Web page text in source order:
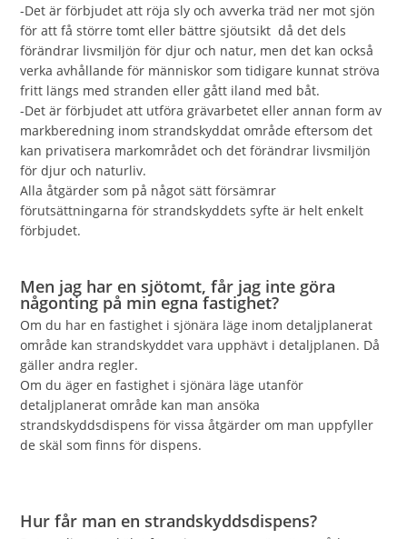
-Det är förbjudet att röja sly och avverka träd ner mot sjön
för att få större tomt eller bättre sjöutsikt då det dels
förändrar livsmiljön för djur och natur, men det kan också
verka avhållande för människor som tidigare kunnat ströva
fritt längs med stranden eller gått iland med båt.
-Det är förbjudet att utföra grävarbetet eller annan form av
markberedning inom strandskyddat område eftersom det
kan privatisera markområdet och det förändrar livsmiljön
för djur och naturliv.
Alla åtgärder som på något sätt försämrar
förutsättningarna för strandskyddets syfte är helt enkelt
förbjudet.
Men jag har en sjötomt, får jag inte göra
någonting på min egna fastighet?
Om du har en fastighet i sjönära läge inom detaljplanerat
område kan strandskyddet vara upphävt i detaljplanen. Då
gäller andra regler.
Om du äger en fastighet i sjönära läge utanför
detaljplanerat område kan man ansöka
strandskyddsdispens för vissa åtgärder om man uppfyller
de skäl som finns för dispens.
Hur får man en strandskyddsdispens?